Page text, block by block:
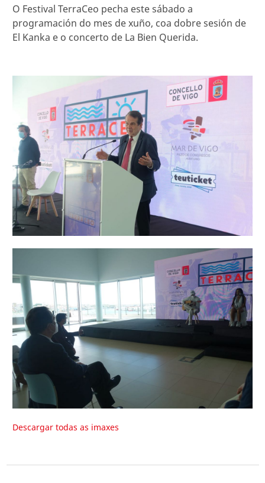
O Festival TerraCeo pecha este sábado a
programación do mes de xuño, coa dobre sesión de
El Kanka e o concerto de La Bien Querida.
Descargar todas as imaxes